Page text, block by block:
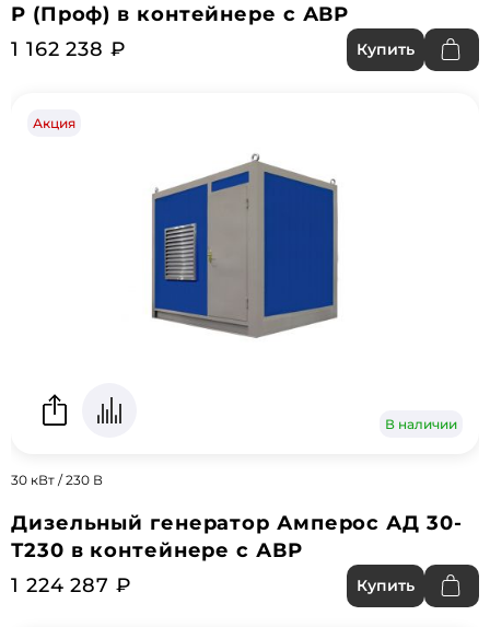
P (Проф) в контейнере с АВР
1 162 238 ₽
Купить
Акция
В наличии
30 кВт / 230 В
Дизельный генератор Амперос АД 30-
Т230 в контейнере с АВР
1 224 287 ₽
Купить